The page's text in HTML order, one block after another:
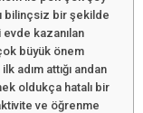
bilinçsiz bir şekilde
kazanılan
büyük önem
adım attığı andan
oldukça hatalı bir
ve öğrenme